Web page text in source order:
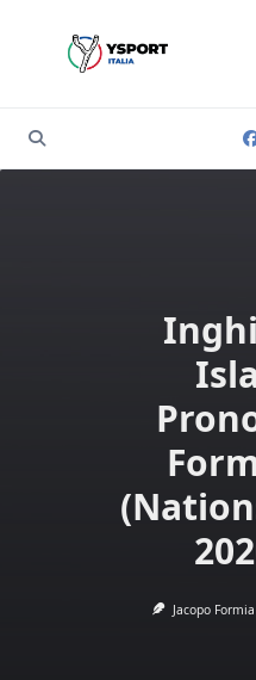
Jacopo Formia